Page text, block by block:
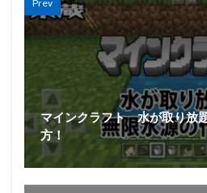
Prev
マインクラフト 水が取り放
方！